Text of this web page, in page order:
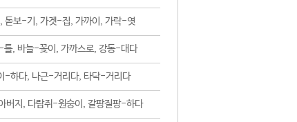
돋보-기, 가겟-집, 가까이, 가락-엿
틀, 바늘-꽂이, 가까스로, 강동-대다
-하다, 나근-거리다, 타닥-거리다
버지, 다람쥐-원숭이, 갈팡질팡-하다